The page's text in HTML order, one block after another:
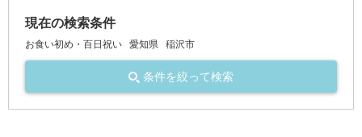
現在の検索条件
お食い初め・百日祝い 愛知県 稲沢市
条件を絞って検索